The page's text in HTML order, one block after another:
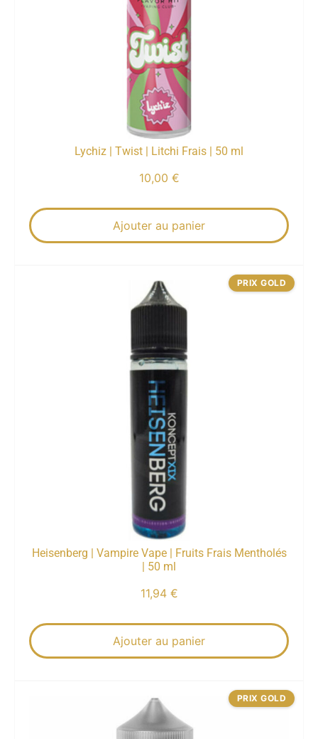
Lychiz | Twist | Litchi Frais | 50 ml
10,00 €
Ajouter au panier
Heisenberg | Vampire Vape | Fruits Frais Mentholés
| 50 ml
11,94 €
Ajouter au panier
PRIX GOLD
PRIX GOLD